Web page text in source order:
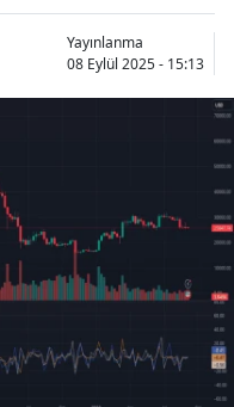
Yayınlanma
08 Eylül 2025 - 15:13